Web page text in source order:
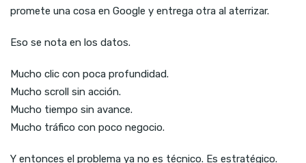
promete una cosa en Google y entrega otra al aterrizar.
Eso se nota en los datos.
Mucho clic con poca profundidad.
Mucho scroll sin acción.
Mucho tiempo sin avance.
Mucho tráfico con poco negocio.
Y entonces el problema ya no es técnico. Es estratégico.